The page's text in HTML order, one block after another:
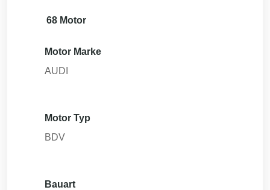
68 Motor
Motor Marke
AUDI
Motor Typ
BDV
Bauart